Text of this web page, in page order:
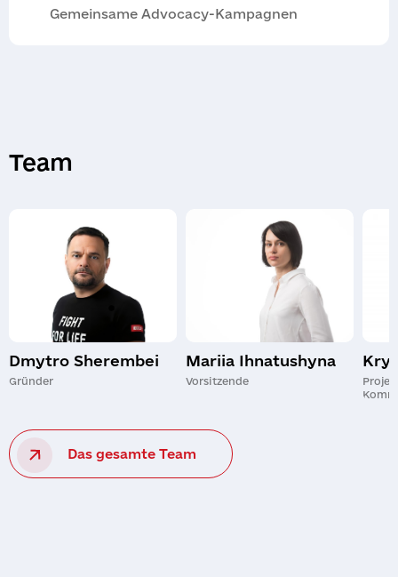
Gemeinsame Advocacy-Kampagnen
Team
Dmytro Sherembei
Gründer
Mariia Ihnatushyna
Vorsitzende
Das gesamte Team